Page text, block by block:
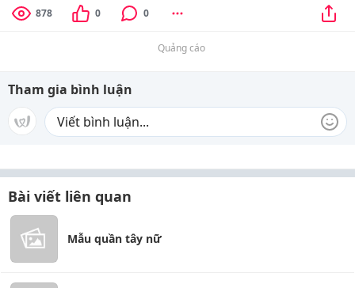
878 0 0
Quảng cáo
Tham gia bình luận
Bài viết liên quan
Mẫu quần tây nữ